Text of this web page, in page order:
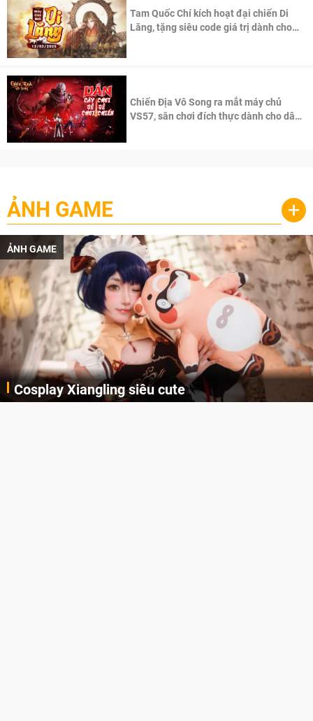
Tam Quốc Chí kích hoạt đại chiến Di
Lăng, tặng siêu code giá trị dành cho
Chiến Địa Vô Song ra mắt máy chủ
VS57, sân chơi đích thực dành cho dân
ẢNH GAME +
ẢNH GAME
Cosplay Xiangling siêu cute